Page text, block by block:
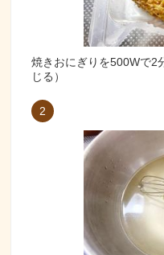
焼きおにぎりを500Wで2
じる）
2